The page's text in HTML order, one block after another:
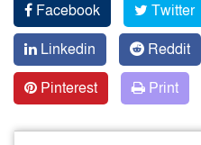
Facebook Twitter
Linkedin
Reddit
Pinterest
Print